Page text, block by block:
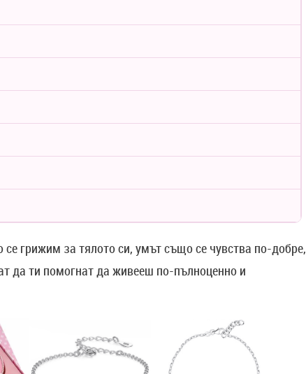
грижим за тялото си, умът също се чувства по-добре,
да ти помогнат да живееш по-пълноценно и